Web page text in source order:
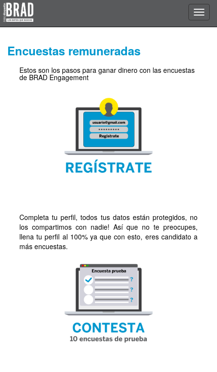
Encuestas remuneradas
Estos son los pasos para ganar dinero con las encuestas
de BRAD Engagement
Completa tu perfil, todos tus datos están protegidos, no
los compartimos con nadie! Así que no te preocupes,
llena tu perfil al 100% ya que con esto, eres candidato a
más encuestas.